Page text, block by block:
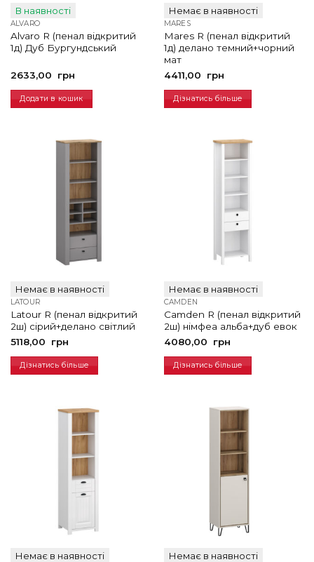
В наявності
ALVARO
Alvaro R (пенал відкритий
1д) Дуб Бургундський
2633,00 грн
Додати в кошик
Немає в наявності
MARES
Mares R (пенал відкритий
1д) делано темний+чорний
мат
4411,00
грн
Дізнатись більше
Немає в наявності
LATOUR
Latour R (пенал відкритий
2ш) сірий+делано світлий
5118,00
грн
Дізнатись більше
Немає в наявності
CAMDEN
Camden R (пенал відкритий
2ш) німфеа альба+дуб евок
4080,00
грн
Дізнатись більше
Немає в наявності Немає в наявності